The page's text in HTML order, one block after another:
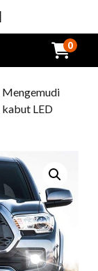
0
Mengemudi
LED